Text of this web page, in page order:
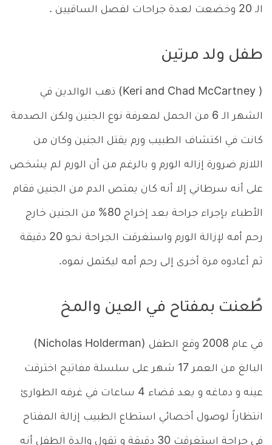
الـ 20 وخضعت لعدة جراحات لفصل الساقيين .
طفل ولد مرتين
( Keri and Chad McCartney) ذهب الوالدين في
الشهر الـ 6 من الحمل لمعرفة نوع الجنين ولكن الصدمة
كانت في اكتشاف الطبيب ورم يقتل الجنين وكان من
اللازم ضرورة إزاله الورم و بالرغم من أن الورم لم يشخص
على أنه سرطاني إلا أنه كان يمتص الدم من الجنين فقام
الأطباء بإجراء جراحة بعد إخراج 80% من الجنين خارج
رحم أمه لإزالة الورم واستغرقت الجراحة نحو 20 دقيقة
ثم أعادوه مرة أخرى إلى رحم أمه ليكتمل نموه.
طُعنت بمفتاح في العين والمخ
في عام 2008 وقع الطفل (Nicholas Holderman)
البالغ من العمر 17 شهر على سلسلة مفاتيح اخترقت
عينه و دماغه و يعد قضاء 4 ساعات في غرفه الطوارئ
انتظاراً لوصول أخصائي استطاع الطبيب إزالة المفتاح
في جراحة استغرقت 30 دقيقة و تقول والدة الطفل أنه